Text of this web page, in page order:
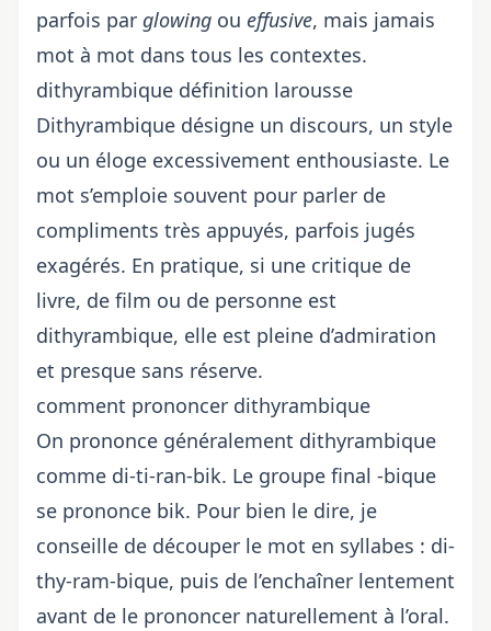
parfois par glowing ou effusive, mais jamais
mot à mot dans tous les contextes.
dithyrambique définition larousse
Dithyrambique désigne un discours, un style
ou un éloge excessivement enthousiaste. Le
mot s’emploie souvent pour parler de
compliments très appuyés, parfois jugés
exagérés. En pratique, si une critique de
livre, de film ou de personne est
dithyrambique, elle est pleine d’admiration
et presque sans réserve.
comment prononcer dithyrambique
On prononce généralement dithyrambique
comme di-ti-ran-bik. Le groupe final -bique
se prononce bik. Pour bien le dire, je
conseille de découper le mot en syllabes : di-
thy-ram-bique, puis de l’enchaîner lentement
avant de le prononcer naturellement à l’oral.